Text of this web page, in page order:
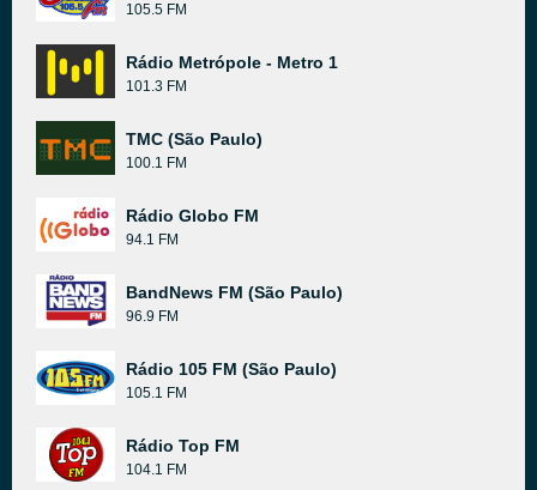
105.5 FM
Rádio Metrópole - Metro 1
101.3 FM
TMC (São Paulo)
100.1 FM
Rádio Globo FM
94.1 FM
BandNews FM (São Paulo)
96.9 FM
Rádio 105 FM (São Paulo)
105.1 FM
Rádio Top FM
104.1 FM